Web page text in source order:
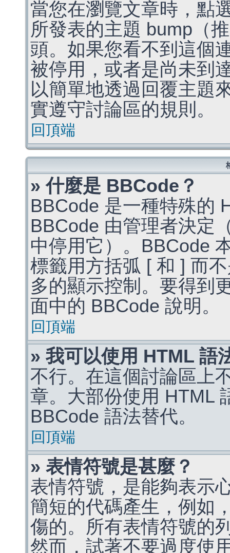
當您在瀏覽文章時，點
所發表的主題 bump（
頭。如果您看不到這個
被停用，或者是尚未到
以簡單地透過回覆主題
實遵守討論區的規則。
回頂端
» 什麼是 BBCode？
BBCode 是一種特殊的
BBCode 由管理者決定
中停用它）。BBCode
標籤用方括弧 [ 和 ] 而
多的顯示控制。要得到
面中的 BBCode 說明。
回頂端
» 我可以使用 HTML 語
不行。在這個討論區上
章。大部份使用 HTML
BBCode 語法替代。
回頂端
» 表情符號是甚麼？
表情符號，是能夠表示
簡短的代碼產生，例如
傷的。所有表情符號的
然而，試著不要過度使